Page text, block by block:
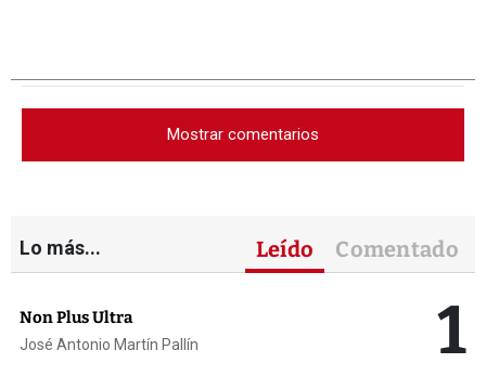
Mostrar comentarios
Lo más... Leído Comentado
Non Plus Ultra
José Antonio Martín Pallín 1